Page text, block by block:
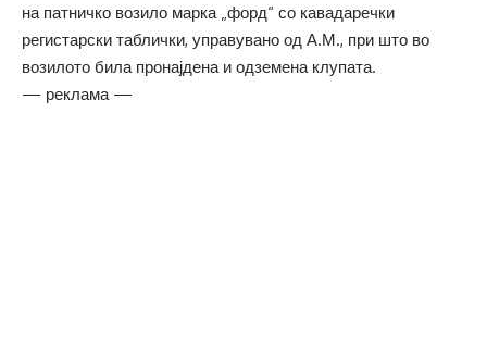
на патничко возило марка „форд“ со кавадаречки
регистарски таблички, управувано од А.М., при што во
возилото била пронајдена и одземена клупата.
— реклама —